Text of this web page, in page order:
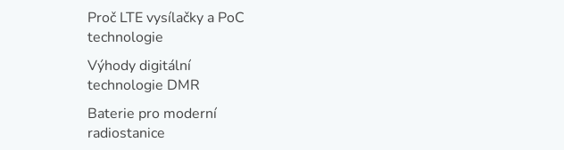
Proč LTE vysílačky a PoC
technologie
Výhody digitální
technologie DMR
Baterie pro moderní
radiostanice